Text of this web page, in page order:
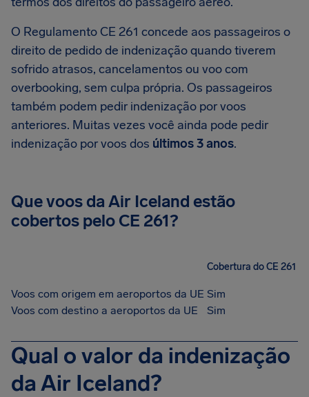
O Regulamento CE 261 concede aos passageiros o
direito de pedido de indenização quando tiverem
sofrido atrasos, cancelamentos ou voo com
overbooking, sem culpa própria. Os passageiros
também podem pedir indenização por voos
anteriores. Muitas vezes você ainda pode pedir
indenização por voos dos últimos 3 anos.
Que voos da Air Iceland estão
cobertos pelo CE 261?
Cobertura do CE 261
Voos com origem em aeroportos da UE Sim
Voos com destino a aeroportos da UE
Sim
Qual o valor da indenização
da Air Iceland?